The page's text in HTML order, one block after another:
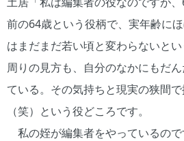
前の64歳という役柄で、実年齢に
はまだまだ若い頃と変わらないとい
周りの見方も、自分のなかにもだ
ている。その気持ちと現実の狭間
（笑）という役どころです。
私の姪が編集者をやっているの